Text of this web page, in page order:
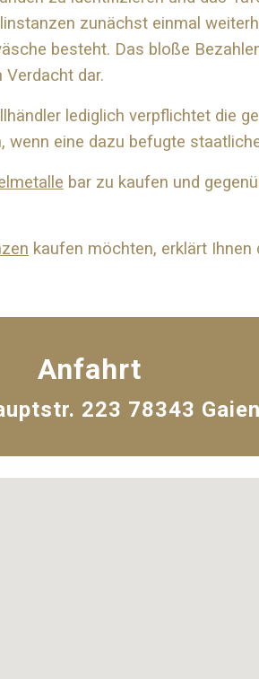
zunächst einmal
besteht. Das bloße
Verdacht dar.
lediglich verpflichtet die
eine dazu befugte
bar zu kaufen und
kaufen möchten, erklärt Ihnen
Anfahrt
223 78343